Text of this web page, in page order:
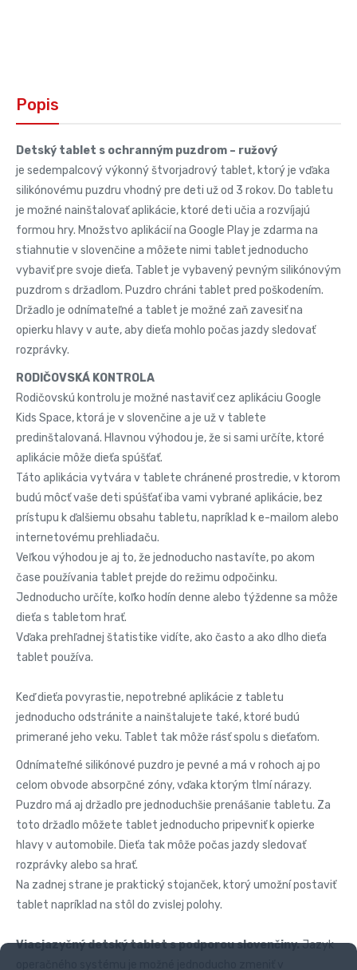
Popis
Detský tablet s ochranným puzdrom – ružový
je sedempalcový výkonný štvorjadrový tablet, ktorý je vďaka
silikónovému puzdru vhodný pre deti už od 3 rokov. Do tabletu
je možné nainštalovať aplikácie, ktoré deti učia a rozvíjajú
formou hry. Množstvo aplikácií na Google Play je zdarma na
stiahnutie v slovenčine a môžete nimi tablet jednoducho
vybaviť pre svoje dieťa. Tablet je vybavený pevným silikónovým
puzdrom s držadlom. Puzdro chráni tablet pred poškodením.
Držadlo je odnímateľné a tablet je možné zaň zavesiť na
opierku hlavy v aute, aby dieťa mohlo počas jazdy sledovať
rozprávky.
RODIČOVSKÁ KONTROLA
Rodičovskú kontrolu je možné nastaviť cez aplikáciu Google
Kids Space, ktorá je v slovenčine a je už v tablete
predinštalovaná. Hlavnou výhodou je, že si sami určíte, ktoré
aplikácie môže dieťa spúšťať.
Táto aplikácia vytvára v tablete chránené prostredie, v ktorom
budú môcť vaše deti spúšťať iba vami vybrané aplikácie, bez
prístupu k ďalšiemu obsahu tabletu, napríklad k e-mailom alebo
internetovému prehliadaču.
Veľkou výhodou je aj to, že jednoducho nastavíte, po akom
čase používania tablet prejde do režimu odpočinku.
Jednoducho určíte, koľko hodín denne alebo týždenne sa môže
dieťa s tabletom hrať.
Vďaka prehľadnej štatistike vidíte, ako často a ako dlho dieťa
tablet používa.
Keď dieťa povyrastie, nepotrebné aplikácie z tabletu
jednoducho odstránite a nainštalujete také, ktoré budú
primerané jeho veku. Tablet tak môže rásť spolu s dieťaťom.
Odnímateľné silikónové puzdro je pevné a má v rohoch aj po
celom obvode absorpčné zóny, vďaka ktorým tlmí nárazy.
Puzdro má aj držadlo pre jednoduchšie prenášanie tabletu. Za
toto držadlo môžete tablet jednoducho pripevniť k opierke
hlavy v automobile. Dieťa tak môže počas jazdy sledovať
rozprávky alebo sa hrať.
Na zadnej strane je praktický stojanček, ktorý umožní postaviť
tablet napríklad na stôl do zvislej polohy.
Viacjazyčný detský tablet s podporou slovenčiny.Jazyk